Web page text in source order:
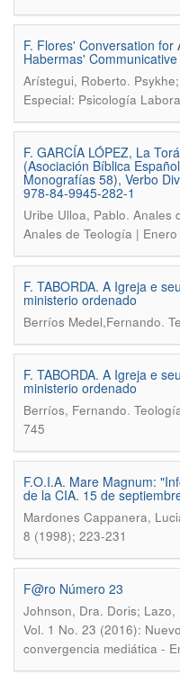
F. Flores' Conversation
Habermas' Communicative
Arístegui, Roberto.
Especial: Psicología
F. GARCÍA LÓPEZ, La
(Asociación Bíblica
Monografías 58), Verbo
978-84-9945-282-1
Uribe Ulloa, Pablo. Anales
Anales de Teología |
F. TABORDA. A Igreja e
ministerio ordenado
Berríos Medel,Fernando.
F. TABORDA. A Igreja e
ministerio ordenado
Berríos, Fernando.
745
F.O.I.A. Mare Magnum:
de la CIA. 15 de
Mardones Cappanera,
8 (1998); 223-231
F@ro Número 23
Johnson, Dra. Doris; Lazo,
Vol. 1 No. 23 (2016):
convergencia mediática -